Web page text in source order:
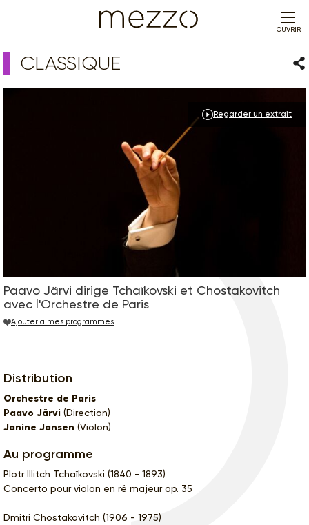
OUVRIR
CLASSIQUE
Paavo Järvi dirige Tchaïkovski et Chostakovitch
avec l'Orchestre de Paris
Regarder un extrait
Ajouter à mes programmes
Distribution
Orchestre de Paris
Paavo Järvi (Direction)
Janine Jansen (Violon)
Au programme
PIotr Illitch Tchaïkovski (1840 - 1893)
Concerto pour violon en ré majeur op. 35
Dmitri Chostakovitch (1906 - 1975)